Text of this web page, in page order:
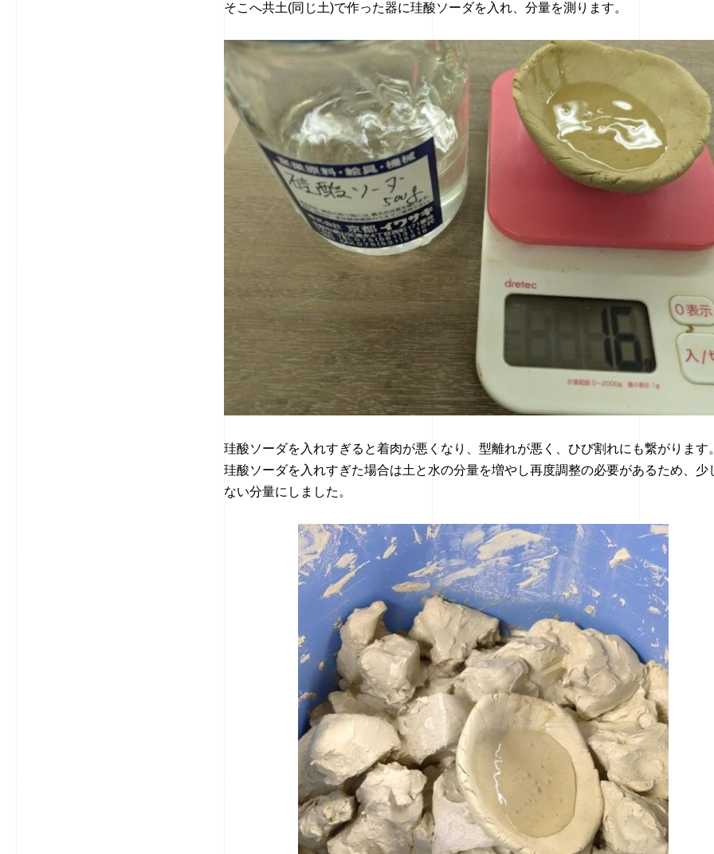
そこへ共土(同じ土)で作った器に珪酸ソーダを入れ、分量を測ります。
珪酸ソーダを入れすぎると着肉が悪くなり、型離れが悪く、ひび割れにも繋がります
珪酸ソーダを入れすぎた場合は土と水の分量を増やし再度調整の必要があるため、少
ない分量にしました。